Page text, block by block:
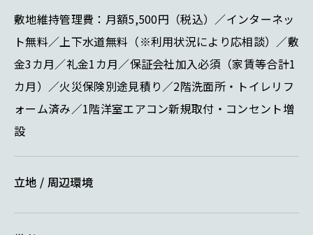
敷地維持管理費：月額5,500円（税込）／インターネッ
ト無料／上下水道無料（※利用状況により応相談）／敷
金3カ月／礼金1カ月／保証会社加入必須（家賃等合計1
カ月）／火災保険別途見積り／2階洗面所・トイレリフ
ォーム済み／1階洋室エアコン新規取付・コンセント増
設
立地 / 周辺環境